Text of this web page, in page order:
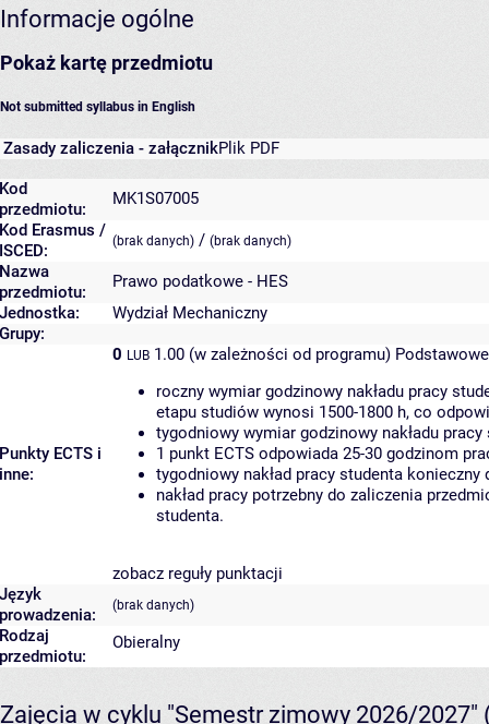
Informacje ogólne
Pokaż kartę przedmiotu
Not submitted syllabus in English
Zasady zaliczenia - załącznikPlik PDF
Kod
przedmiotu:
MK1S07005
Kod Erasmus /
ISCED:
(brak danych) / (brak danych)
Nazwa
przedmiotu:
Prawo podatkowe - HES
Jednostka:
Wydział Mechaniczny
Grupy:
Punkty ECTS i
inne:
0 LUB 1.00 (w zależności od programu)
roczny wymiar godzinowy nakładu pracy
etapu studiów wynosi 1500-1800 h, co
tygodniowy wymiar godzinowy nakładu
1 punkt ECTS odpowiada 25-30 godzinom
tygodniowy nakład pracy studenta
nakład pracy potrzebny do zaliczenia
studenta.
zobacz reguły punktacji
Język
prowadzenia:
(brak danych)
Rodzaj
przedmiotu:
Obieralny
Zajęcia w cyklu "Semestr zimowy 2026/2027"